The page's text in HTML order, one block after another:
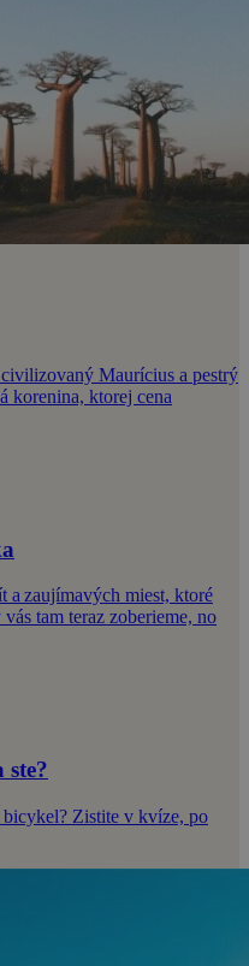
Maurícius a pestrý
korenina, ktorej cena
a zaujímavých miest, ktoré
tam teraz zoberieme, no
bicykel? Zistite v kvíze, po